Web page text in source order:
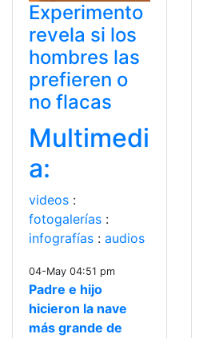
Experimento
revela si los
hombres las
prefieren o
no flacas
Multimedi
a:
videos :
fotogalerías :
infografías : audios
04-May 04:51 pm
Padre e hijo
hicieron la nave
más grande de